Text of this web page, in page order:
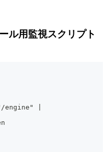
ル用監視スクリプト
engine" |